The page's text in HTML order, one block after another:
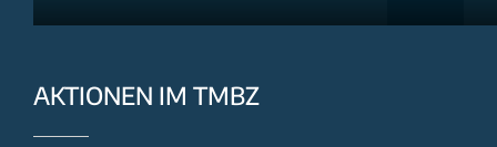
AKTIONEN IM TMBZ